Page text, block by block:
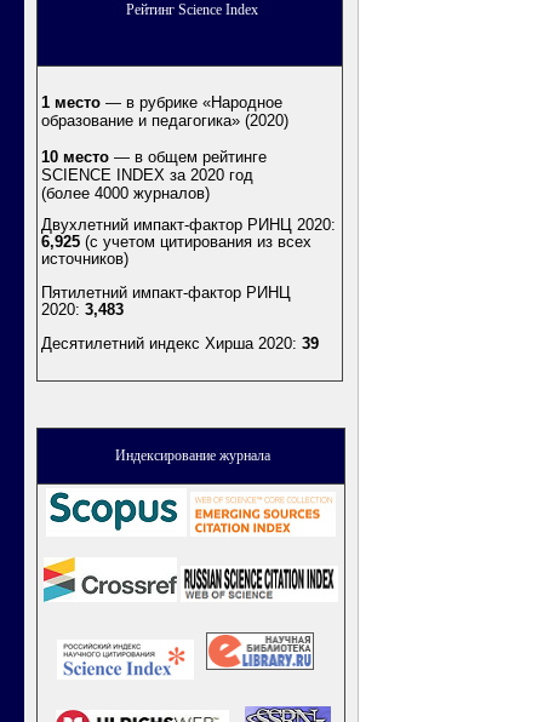
Рейтинг Science Index
1 место — в рубрике «Народное
образование и педагогика» (2020)
10 место — в общем рейтинге
SCIENCE INDEX за 2020 год
(более 4000 журналов)
Двухлетний импакт-фактор РИНЦ 2020:
6,925 (с учетом цитирования из всех
источников)
Пятилетний импакт-фактор РИНЦ
2020: 3,483
Десятилетний индекс Хирша 2020: 39
Индексирование журнала